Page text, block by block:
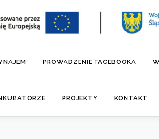
PROWADZENIE FACEBOOKA
PROJEKTY KONTAKT